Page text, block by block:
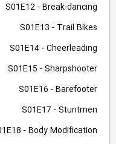
S01E12 - Break-dancing
S01E13 - Trail Bikes
S01E14 - Cheerleading
S01E15 - Sharpshooter
S01E16 - Barefooter
S01E17 - Stuntmen
S01E18 - Body Modification